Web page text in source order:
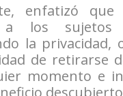
enfatizó que
a los sujetos
la privacidad,
de retirarse
momento e